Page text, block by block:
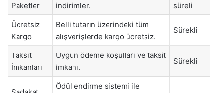
Paketler
indirimler.
süreli
Ücretsiz
Kargo
Belli tutarın üzerindeki tüm
alışverişlerde kargo ücretsiz.
Sürekli
Taksit
İmkanları
Uygun ödeme koşulları ve taksit
imkanı.
Sürekli
Ödüllendirme sistemi ile